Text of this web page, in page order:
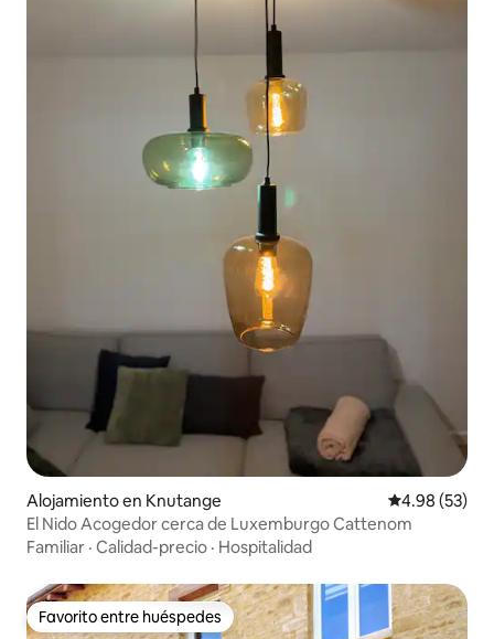
Alojamiento en Knutange Calificación
4.98 (53)
El Nido Acogedor cerca de Luxemburgo Cattenom
Familiar · Calidad-precio · Hospitalidad
Favorito entre huéspedes
Favorito entre huéspedes